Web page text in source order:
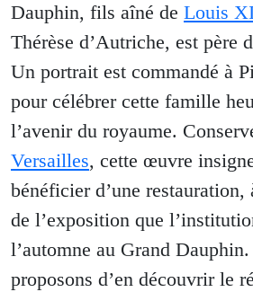
Dauphin, fils aîné de Louis
Thérèse d’Autriche, est père
Un portrait est commandé à
pour célébrer cette famille
l’avenir du royaume.
Versailles, cette œuvre
bénéficier d’une restauration,
de l’exposition que
l’automne au Grand
proposons d’en découvrir le